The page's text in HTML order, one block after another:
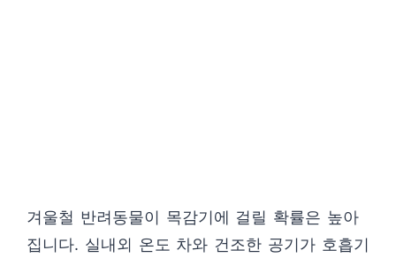
겨울철 반려동물이 목감기에 걸릴 확률은 높아
집니다. 실내외 온도 차와 건조한 공기가 호흡기